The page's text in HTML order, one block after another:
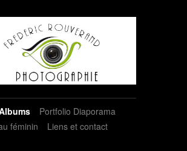
Portfolio Diaporama
féminin
Liens et contact